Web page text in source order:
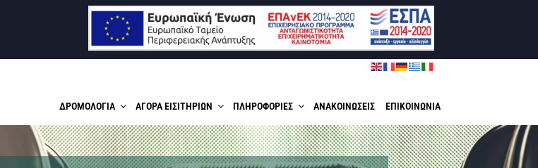
ΔΡΟΜΟΛΟΓΙΑ ΑΓΟΡΑ ΕΙΣΙΤΗΡΙΩΝ ΠΛΗΡΟΦΟΡΙΕΣ ΑΝΑΚΟΙΝΩΣΕΙΣ ΕΠΙΚΟΙΝΩΝΙΑ